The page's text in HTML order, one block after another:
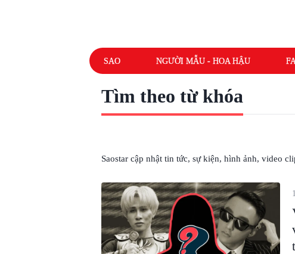
SAO NGƯỜI MẪU - HOA HẬU
Tìm theo từ khóa
Saostar cập nhật tin tức, sự kiện, hình ảnh, video